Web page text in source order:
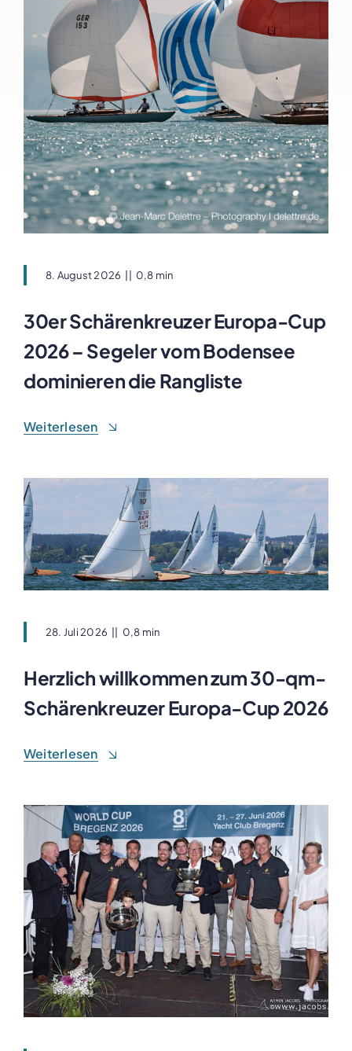
8. August 2026 || 0,8 min
30er Schärenkreuzer Europa-Cup
2026 – Segeler vom Bodensee
dominieren die Rangliste
Weiterlesen
28. Juli 2026 0,8 min
Herzlich willkommen zum 30-qm-
Schärenkreuzer Europa-Cup 2026
Weiterlesen